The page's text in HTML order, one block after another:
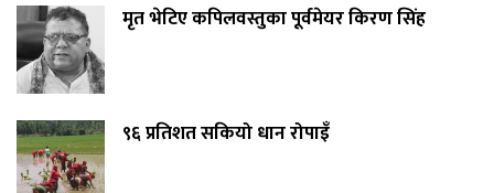
मृत भेटिए कपिलवस्तुका पूर्वमेयर किरण सिंह
९६ प्रतिशत सकियो धान रोपाइँ